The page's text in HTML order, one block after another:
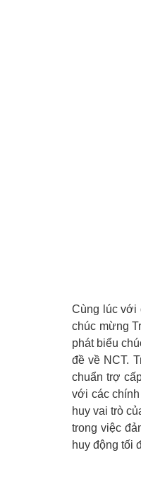
Cùng lúc với
chúc mừng
phát biểu
đề về NCT.
chuẩn trợ
với các
huy vai trò
trong việc
huy động tối